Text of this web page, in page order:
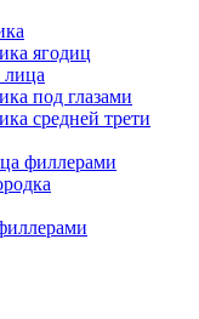
ягодиц
лица
под глазами
средней трети
филлерами